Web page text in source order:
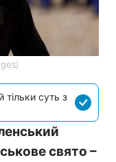
суть з
свято –